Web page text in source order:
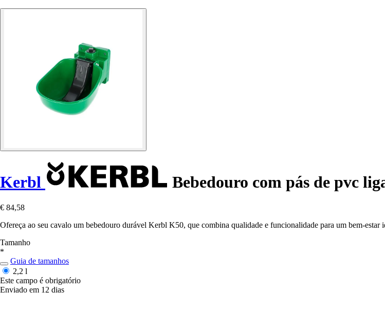
Kerbl Bebedouro com pás de pvc
€ 84,58
Ofereça ao seu cavalo um bebedouro durável Kerbl K50, que combina qualidade e funcionalidade para um bem-estar
Tamanho
*
Guia de tamanhos
2,2 l
Este campo é obrigatório
Enviado em 12 dias